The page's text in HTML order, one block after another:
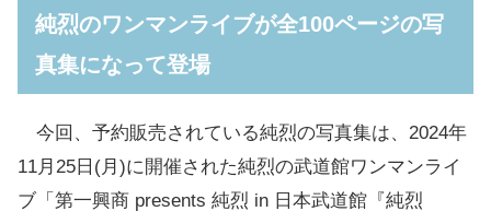
純烈のワンマンライブが全100ページの写
真集になって登場
今回、予約販売されている純烈の写真集は、2024年
11月25日(月)に開催された純烈の武道館ワンマンライ
ブ「第一興商 presents 純烈 in 日本武道館『純烈